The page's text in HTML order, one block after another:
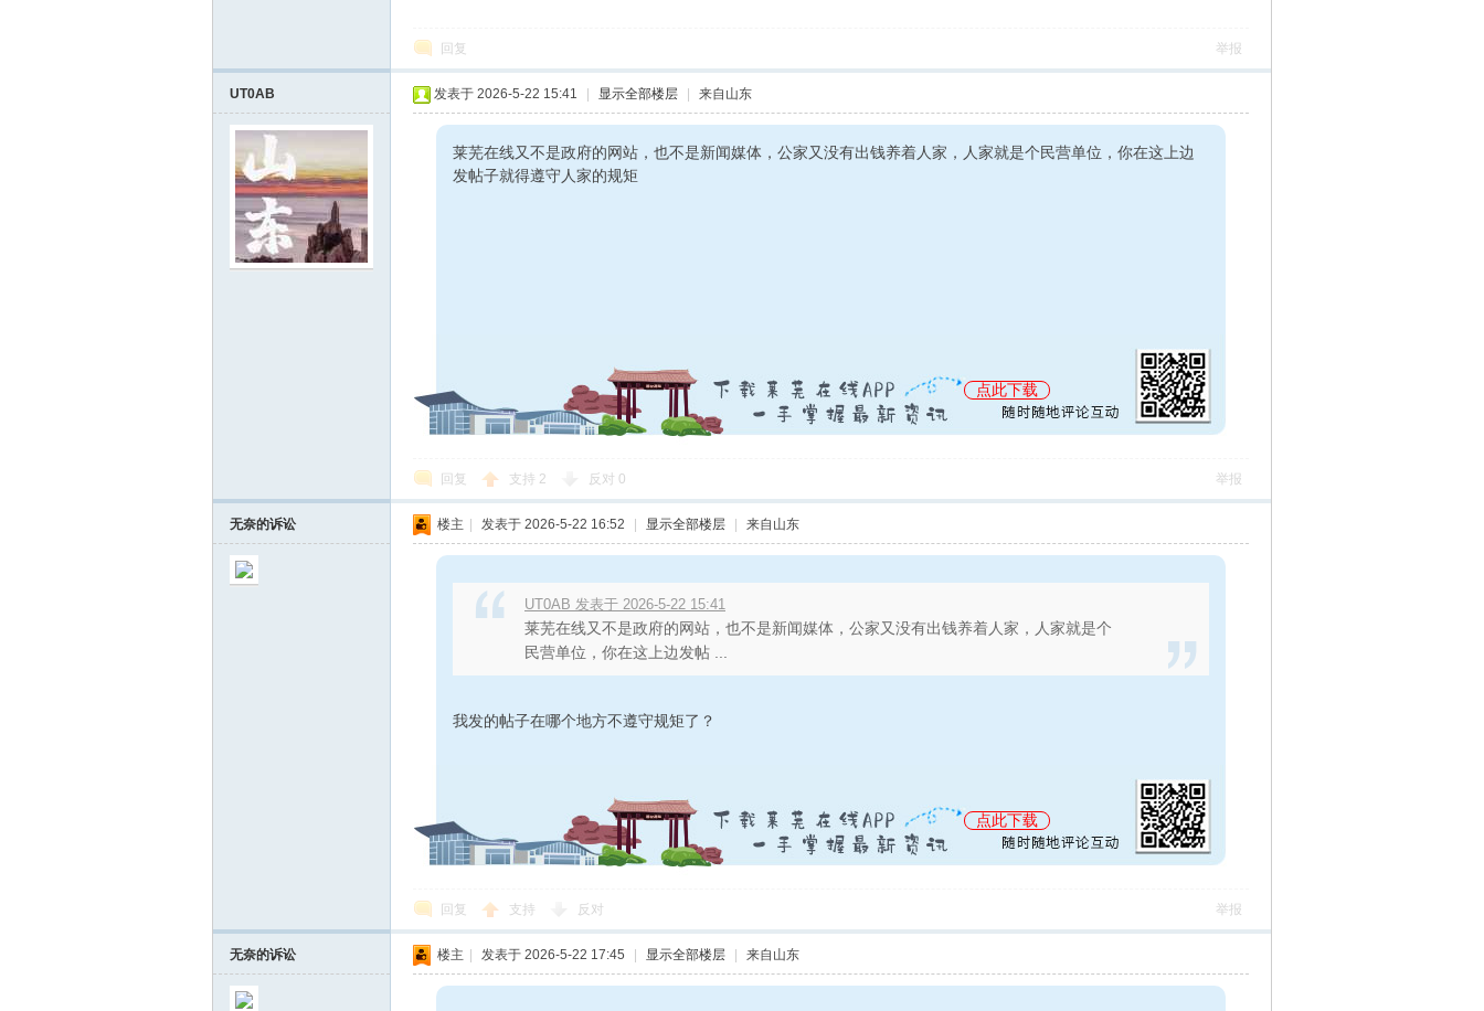
芜
回复 举报
UT0AB 发表于 2026-5-22 15:41 显示全部楼层 来自山东
莱芜在线又不是政府的网站，也不是新闻媒体，公家又没有出钱养着人家，人家就是个民营单位，你在这上边
发帖子就得遵守人家的规矩
点此下载
回复 支持 2 反对 0 举报
无奈的诉讼 楼主 发表于 2026-5-22 16:52 显示全部楼层 来自山东
UT0AB 发表于 2026-5-22 15:41
莱芜在线又不是政府的网站，也不是新闻媒体，公家又没有出钱养着人家，人家就是个
民营单位，你在这上边发帖 ...
我发的帖子在哪个地方不遵守规矩了？
点此下载
回复 支持 反对 举报
无奈的诉讼 楼主 发表于 2026-5-22 17:45 显示全部楼层 来自山东